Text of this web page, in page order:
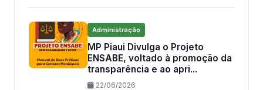
Administração
MP Piaui Divulga o Projeto
ENSABE, voltado à promoção da
transparência e ao apri...
22/06/2026